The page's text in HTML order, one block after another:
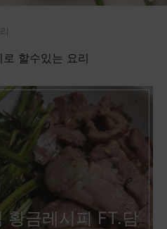
로 할수있는 요리
황금레시피 FT.담